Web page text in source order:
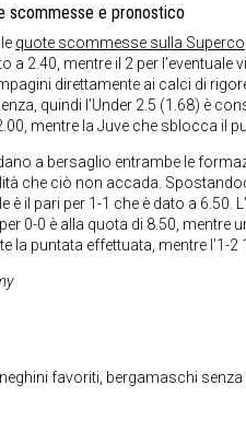
scommesse e pronostico
quote scommesse sulla
a 2.40, mentre il 2 per
direttamente ai calci di
quindi l’Under 2.5 (1.68) è
mentre la Juve che sblocca il
a bersaglio entrambe le
che ciò non accada.
è il pari per 1-1 che è dato a 6.50.
0-0 è alla quota di 8.50,
la puntata effettuata, mentre l’1-2
favoriti, bergamaschi senza